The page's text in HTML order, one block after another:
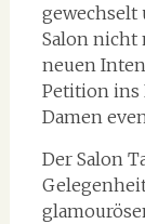
gewechselt
Salon nicht
neuen
Petition ins
Damen
Der Salon